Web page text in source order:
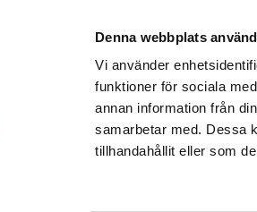
Denna webbplats
Vi använder
funktioner för sociala
annan information från
samarbetar med. Dessa
tillhandahållit eller som